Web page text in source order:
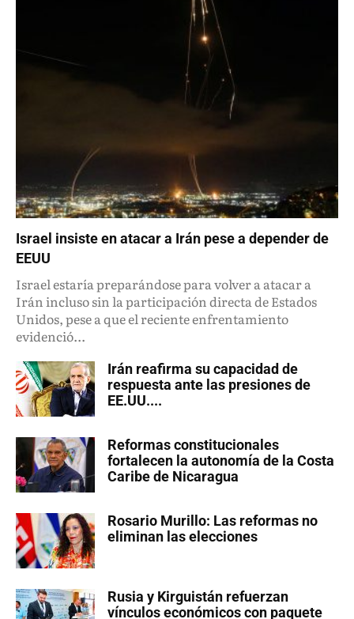
Israel insiste en atacar a Irán pese a depender de
EEUU
Israel estaría preparándose para volver a atacar a
Irán incluso sin la participación directa de Estados
Unidos, pese a que el reciente enfrentamiento
evidenció...
Irán reafirma su capacidad de
respuesta ante las presiones de
EE.UU....
Reformas constitucionales
fortalecen la autonomía de la Costa
Caribe de Nicaragua
Rosario Murillo: Las reformas no
eliminan las elecciones
Rusia y Kirguistán refuerzan
vínculos económicos con paquete